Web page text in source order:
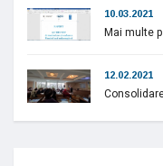
10.03.2021
Mai multe
12.02.2021